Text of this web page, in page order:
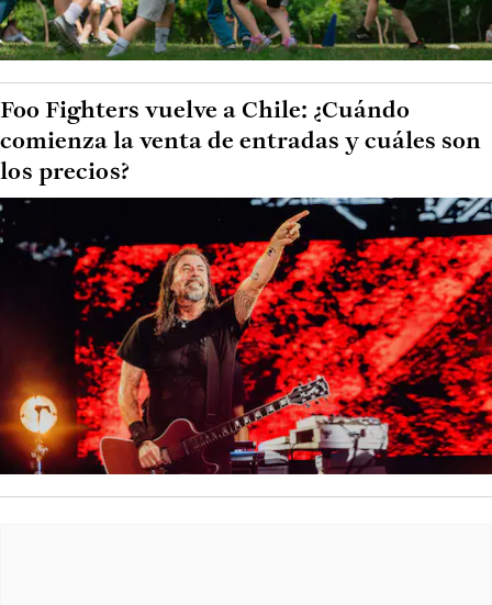
Foo Fighters vuelve a Chile: ¿Cuándo
comienza la venta de entradas y cuáles son
los precios?